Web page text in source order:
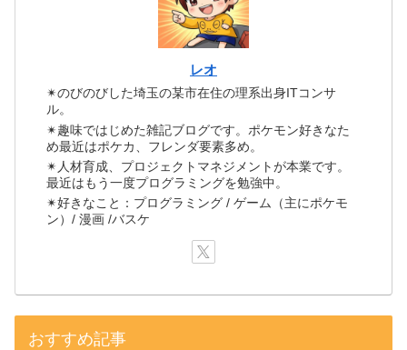
レオ
✴のびのびした埼玉の某市在住の理系出身ITコンサ
ル。
✴趣味ではじめた雑記ブログです。ポケモン好きなた
め最近はポケカ、フレンダ要素多め。
✴人材育成、プロジェクトマネジメントが本業です。
最近はもう一度プログラミングを勉強中。
✴好きなこと：プログラミング / ゲーム（主にポケモ
ン）/ 漫画 /バスケ
おすすめ記事